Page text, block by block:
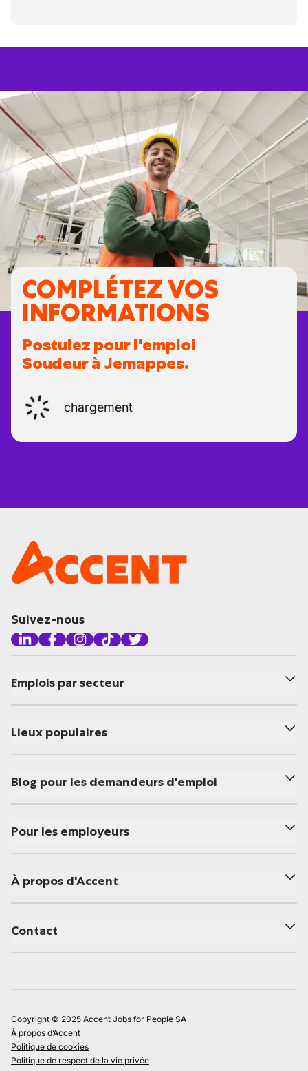
COMPLÉTEZ VOS
INFORMATIONS
Postulez pour l'emploi
Soudeur à Jemappes.
chargement
Suivez-nous
Emplois par secteur
Lieux populaires
Blog pour les demandeurs d'emploi
Pour les employeurs
À propos d'Accent
Contact
Copyright © 2025 Accent Jobs for People SA
À propos d’Accent
Politique de cookies
Politique de respect de la vie privée